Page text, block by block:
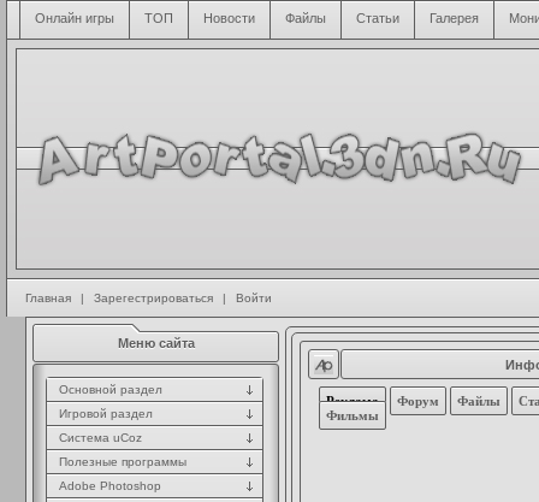
Онлайн игры ТОП Новости Файлы Статьи Галерея
Главная | Зарегестрироваться | Войти
Меню сайта
Основной раздел
Игровой раздел
Система uCoz
Полезные программы
Adobe Photoshop
Реклама Форум Файлы
Фильмы